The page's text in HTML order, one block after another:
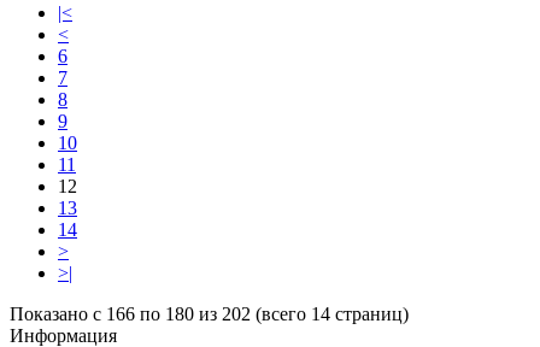
|<
<
6
7
8
9
10
11
12
13
14
>
>|
Показано с 166 по 180 из 202 (всего 14 страниц)
Информация